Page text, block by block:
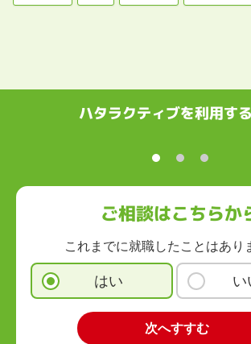
ハタラクティブを利用す
ご相談はこちらか
これまでに就職したことはあり
はい い